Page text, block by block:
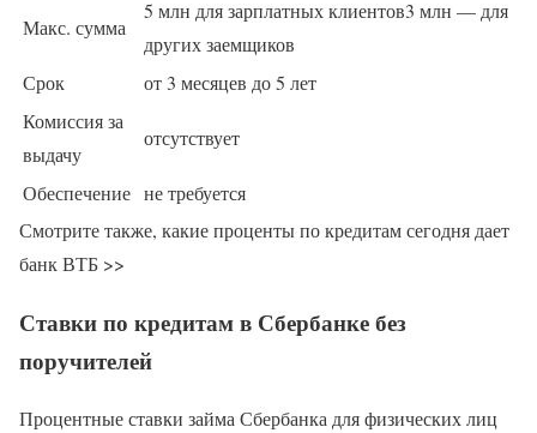
Макс. сумма
5 млн для зарплатных клиентов3 млн — для
других заемщиков
Срок
от 3 месяцев до 5 лет
Комиссия за
выдачу
отсутствует
Обеспечение не требуется
Смотрите также, какие проценты по кредитам сегодня дает
банк ВТБ >>
Ставки по кредитам в Сбербанке без
поручителей
Процентные ставки займа Сбербанка для физических лиц